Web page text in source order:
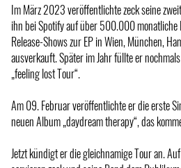
Im März 2023 veröffentlichte zeck seine
ihn bei Spotify auf über 500.000
Release-Shows zur EP in Wien, München,
ausverkauft. Später im Jahr füllte er
„feeling lost Tour“.
Am 09. Februar veröffentlichte er die erste
neuen Album „daydream therapy“, das
Jetzt kündigt er die gleichnamige Tour an.